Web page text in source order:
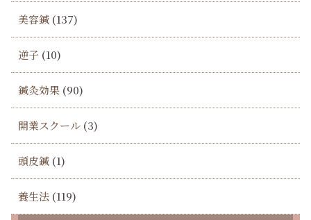
美容鍼 (137)
逆子 (10)
鍼灸効果 (90)
開業スクール (3)
頭皮鍼 (1)
養生法 (119)